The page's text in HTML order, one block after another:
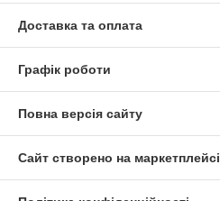
Доставка та оплата
Графік роботи
Повна версія сайту
Сайт створено на маркетплейсі